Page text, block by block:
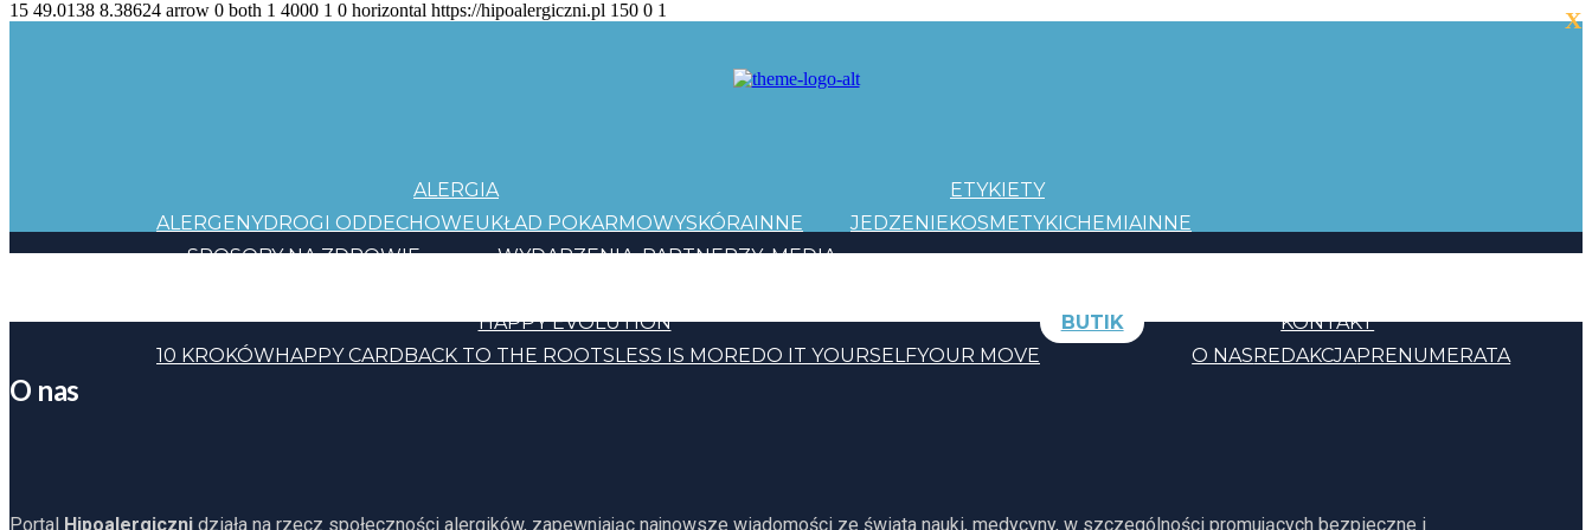
15 49.0138 8.38624 arrow 0 both 1 4000 1 0 horizontal https://hipoalergiczni.pl 150 0 1
ALERGIA
ALERGENYDROGI ODDECHOWEUKŁAD POKARMOWYSKÓRAINNE
ETYKIETY
JEDZENIEKOSMETYKICHEMIAINNE
SPOSOBY NA ZDROWIE
WYDARZENIA PARTNERZY MEDIA
HAPPY EVOLUTION
10 KROKÓWHAPPY CARDBACK TO THE ROOTSLESS IS MOREDO IT YOURSELFYOUR MOVE
BUTIK
KONTAKT
O NASREDAKCJAPRENUMERATA
O nas
Portal Hipoalergiczni działa na rzecz społeczności alergików, zapewniając najnowsze wiadomości ze świata nauki, medycyny, w szczególności promujących bezpieczne i
X